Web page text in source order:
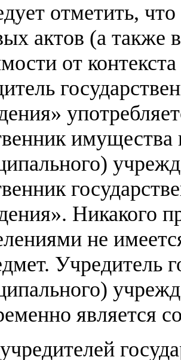
отметить,
актов (а также
от
имущества
Никакого
не
Учредитель
является